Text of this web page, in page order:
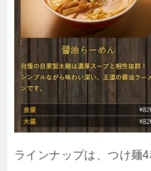
ラインナップは、つけ麺